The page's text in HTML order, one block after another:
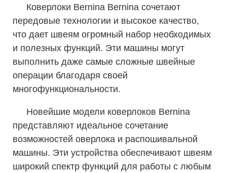
Коверлоки Bernina Bernina сочетают
передовые технологии и высокое качество,
что дает швеям огромный набор необходимых
и полезных функций. Эти машины могут
выполнить даже самые сложные швейные
операции благодаря своей
многофункциональности.
Новейшие модели коверлоков Bernina
представляют идеальное сочетание
возможностей оверлока и распошивальной
машины. Эти устройства обеспечивают швеям
широкий спектр функций для работы с любым